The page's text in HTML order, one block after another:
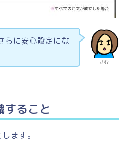
さむ
らに安心設定にな
ること
ます。